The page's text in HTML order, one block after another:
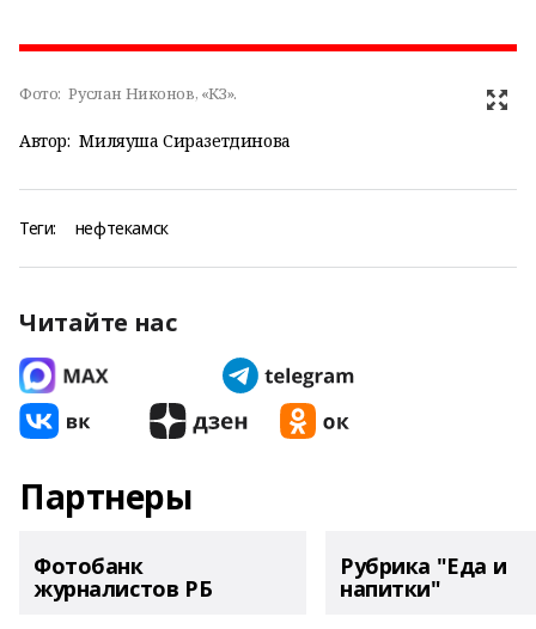
Фото: Руслан Никонов, «КЗ».
Автор: Миляуша Сиразетдинова
Теги: нефтекамск
Читайте нас
Партнеры
Фотобанк
журналистов РБ
Рубрика "Еда и
напитки"